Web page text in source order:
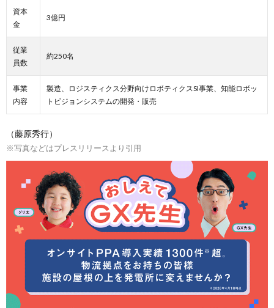
資本
金
3億円
従業
員数
約250名
事業
内容
製造、ロジスティクス分野向けロボティクスSI事業、知能ロボッ
トビジョンシステムの開発・販売
（藤原秀行）
※写真などはプレスリリースより引用